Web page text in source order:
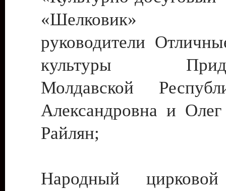
«Шелковик»
руководители
культуры
Молдавской
Александровна и
Райлян;
Народный цирковой